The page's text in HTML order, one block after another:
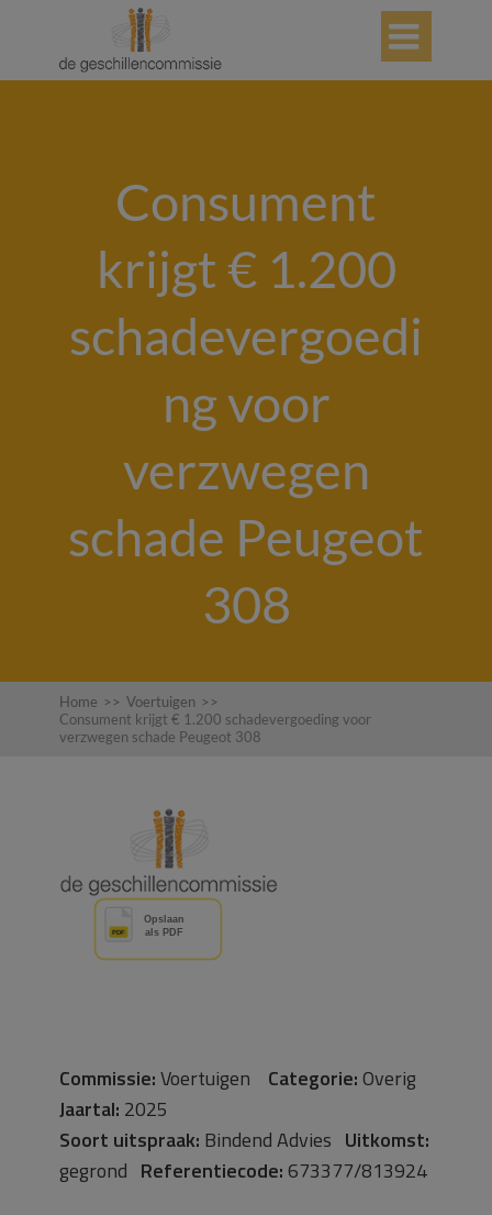

Consument
krijgt € 1.200
schadevergoedi
ng voor
verzwegen
schade Peugeot
308
Home >> Voertuigen >>
Consument krijgt € 1.200 schadevergoeding voor
verzwegen schade Peugeot 308
Commissie:Voertuigen Categorie:Overig
Jaartal: 2025
Soort uitspraak: Bindend Advies Uitkomst:
gegrond Referentiecode:673377/813924